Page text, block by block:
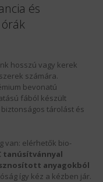
és
hosszú vagy kerek
számára.
bevonatú
fából készült
tárolást és
van: elérhetők bio-
tanúsítvánnyal
anyagokból
így kéz a kézben jár.